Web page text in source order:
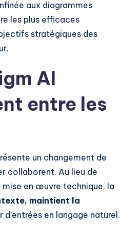
aux diagrammes
les plus efficaces
stratégiques des
AI
entre les
un changement de
collaborent. Au lieu de
en œuvre technique, la
maintient la
en langage naturel.